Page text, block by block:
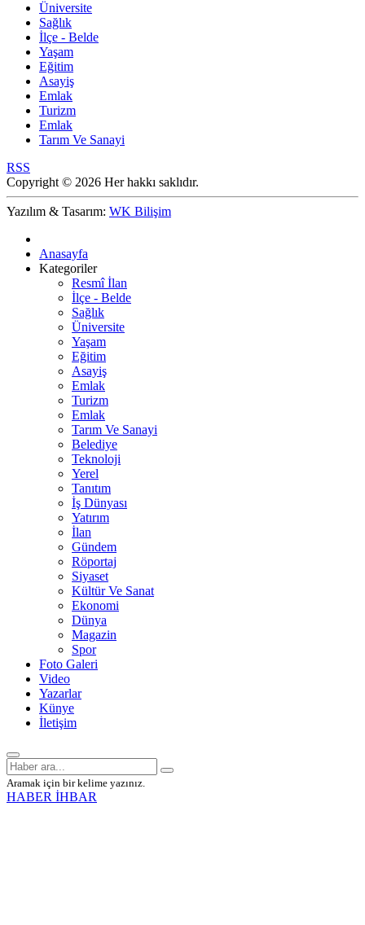
Üniversite
Sağlık
İlçe - Belde
Yaşam
Eğitim
Asayiş
Emlak
Turizm
Emlak
Tarım Ve Sanayi
RSS
Copyright © 2026 Her hakkı saklıdır.
Yazılım & Tasarım: WK Bilişim
Anasayfa
Kategoriler
Resmî İlan
İlçe - Belde
Sağlık
Üniversite
Yaşam
Eğitim
Asayiş
Emlak
Turizm
Emlak
Tarım Ve Sanayi
Belediye
Teknoloji
Yerel
Tanıtım
İş Dünyası
Yatırım
İlan
Gündem
Röportaj
Siyaset
Kültür Ve Sanat
Ekonomi
Dünya
Magazin
Spor
Foto Galeri
Video
Yazarlar
Künye
İletişim
Aramak için bir kelime yazınız.
HABER İHBAR